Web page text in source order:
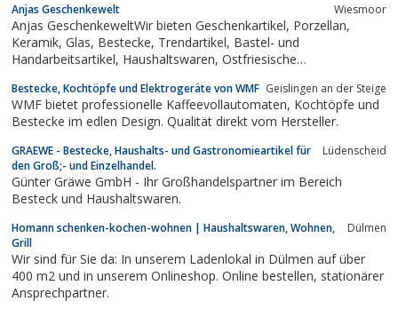
angeboten, die sich auch ideal als Geschenk eignen.
Anjas Geschenkewelt Wiesmoor
Anjas GeschenkeweltWir bieten Geschenkartikel, Porzellan,
Keramik, Glas, Bestecke, Trendartikel, Bastel- und
Handarbeitsartikel, Haushaltswaren, Ostfriesische
Bestecke, Kochtöpfe und Elektrogeräte von WMF Geislingen an der Steige
WMF bietet professionelle Kaffeevollautomaten, Kochtöpfe und
Bestecke im edlen Design. Qualität direkt vom Hersteller.
GRAEWE - Bestecke, Haushalts- und Gastronomieartikel für
den Groß;- und Einzelhandel.
Lüdenscheid
Günter Gräwe GmbH - Ihr Großhandelspartner im Bereich
Besteck und Haushaltswaren.
Homann schenken-kochen-wohnen | Haushaltswaren, Wohnen,
Grill
Dülmen
Wir sind für Sie da: In unserem Ladenlokal in Dülmen auf über
400 m2 und in unserem Onlineshop. Online bestellen, stationärer
Ansprechpartner.